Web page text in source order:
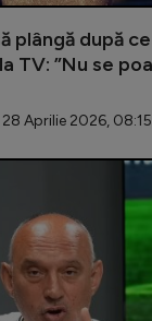
plângă după
TV: ”Nu se
Aprilie 2026, 08:15